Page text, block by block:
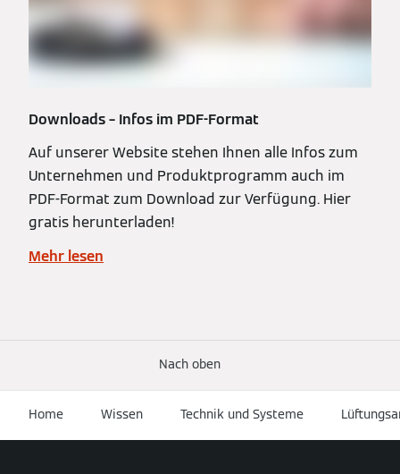
Downloads – Infos im PDF-Format
Auf unserer Website stehen Ihnen alle Infos zum
Unternehmen und Produktprogramm auch im
PDF-Format zum Download zur Verfügung. Hier
gratis herunterladen!
Mehr lesen
Nach oben
Home Wissen Technik und Systeme